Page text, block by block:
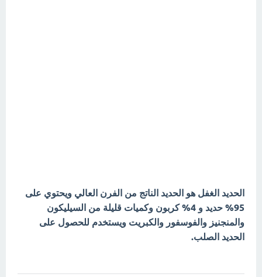
الحديد الغفل هو الحديد الناتج من الفرن العالي ويحتوي على
95% حديد و 4% كربون وكميات قليلة من السيليكون
والمنجنيز والفوسفور والكبريت ويستخدم للحصول على
الحديد الصلب.